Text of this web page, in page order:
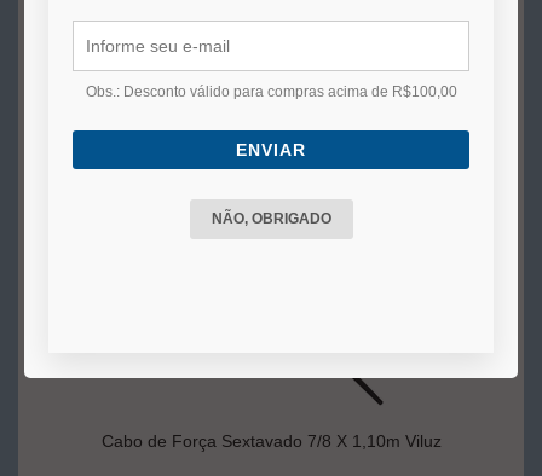
Cabo de Força Sextavado 7/8 X 1,10m Viluz
Obs.: Desconto válido para compras acima de R$100,00
ENVIAR
NÃO, OBRIGADO